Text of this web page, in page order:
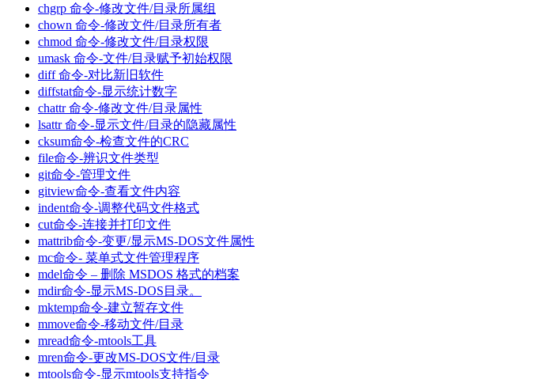
chgrp 命令-修改文件/目录所属组
chown 命令-修改文件/目录所有者
chmod 命令-修改文件/目录权限
umask 命令-文件/目录赋予初始权限
diff 命令-对比新旧软件
diffstat命令-显示统计数字
chattr 命令-修改文件/目录属性
lsattr 命令-显示文件/目录的隐藏属性
cksum命令-检查文件的CRC
file命令-辨识文件类型
git命令-管理文件
gitview命令-查看文件内容
indent命令-调整代码文件格式
cut命令-连接并打印文件
mattrib命令-变更/显示MS-DOS文件属性
mc命令- 菜单式文件管理程序
mdel命令 – 删除 MSDOS 格式的档案
mdir命令-显示MS-DOS目录。
mktemp命令-建立暂存文件
mmove命令-移动文件/目录
mread命令-mtools工具
mren命令-更改MS-DOS文件/目录
mtools命令-显示mtools支持指令